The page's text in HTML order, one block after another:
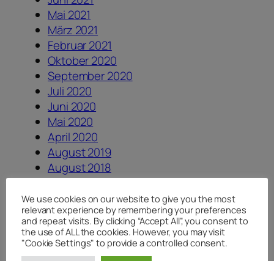
Mai 2021
März 2021
Februar 2021
Oktober 2020
September 2020
Juli 2020
Juni 2020
Mai 2020
April 2020
August 2019
August 2018
Juli 2018
Juni 2018
April 2018
Januar 2018
August 2017
We use cookies on our website to give you the most
relevant experience by remembering your preferences
and repeat visits. By clicking “Accept All”, you consent to
the use of ALL the cookies. However, you may visit
"Cookie Settings" to provide a controlled consent.